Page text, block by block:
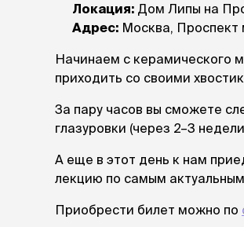
Локация: Дом Липы на
Адрес: Москва, Проспект
Начинаем с керамического
приходить со своими
За пару часов вы сможете
глазуровки (через 2–3
А еще в этот день к нам
лекцию по самым
Приобрести билет можно по